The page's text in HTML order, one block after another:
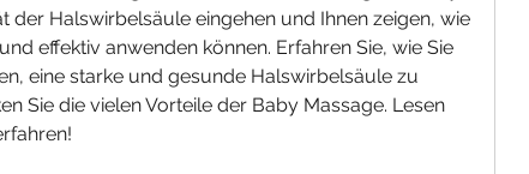
der Halswirbelsäule eingehen und Ihnen zeigen, wie
effektiv anwenden können. Erfahren Sie, wie Sie
eine starke und gesunde Halswirbelsäule zu
Sie die vielen Vorteile der Baby Massage. Lesen